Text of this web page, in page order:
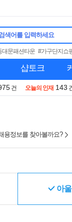
색어를 입력하세요
대문패션타운 #가구단지쇼
샵토크
건 오늘의 인재 143
용정보를 찾아볼까요?
아